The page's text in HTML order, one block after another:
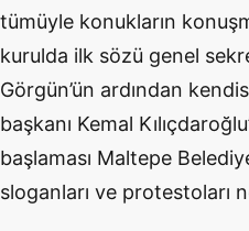
tümüyle konukların
kurulda ilk sözü genel
Görgün’ün ardından
başkanı Kemal
başlaması Maltepe
sloganları ve protestoları